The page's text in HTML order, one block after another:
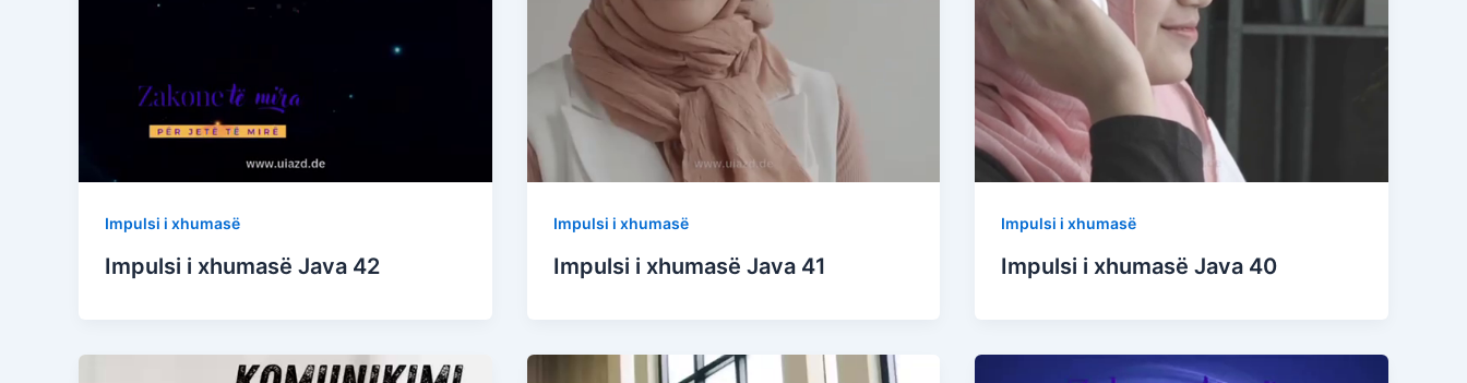
Impulsi i xhumasë
Impulsi i xhumasë Java 42
Impulsi i xhumasë
Impulsi i xhumasë Java 41
Impulsi i xhumasë
Impulsi i xhumasë Java 40